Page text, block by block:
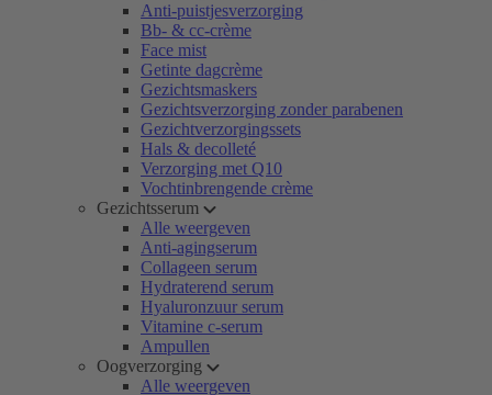
Anti-puistjesverzorging
Bb- & cc-crème
Face mist
Getinte dagcrème
Gezichtsmaskers
Gezichtsverzorging zonder parabenen
Gezichtverzorgingssets
Hals & decolleté
Verzorging met Q10
Vochtinbrengende crème
Gezichtsserum
Alle weergeven
Anti-agingserum
Collageen serum
Hydraterend serum
Hyaluronzuur serum
Vitamine c-serum
Ampullen
Oogverzorging
Alle weergeven